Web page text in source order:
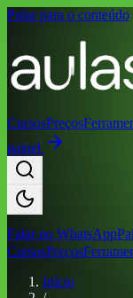
Pular para o conteúdo
CursosPreços
painel
Falar no WhatsApp
CursosPreços
Início